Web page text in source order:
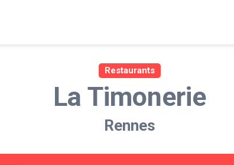
Restaurants
La Timonerie
Rennes